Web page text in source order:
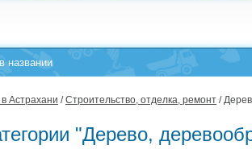
в названии
Астрахани /Строительство, отделка, ремонт /
"Дерево,